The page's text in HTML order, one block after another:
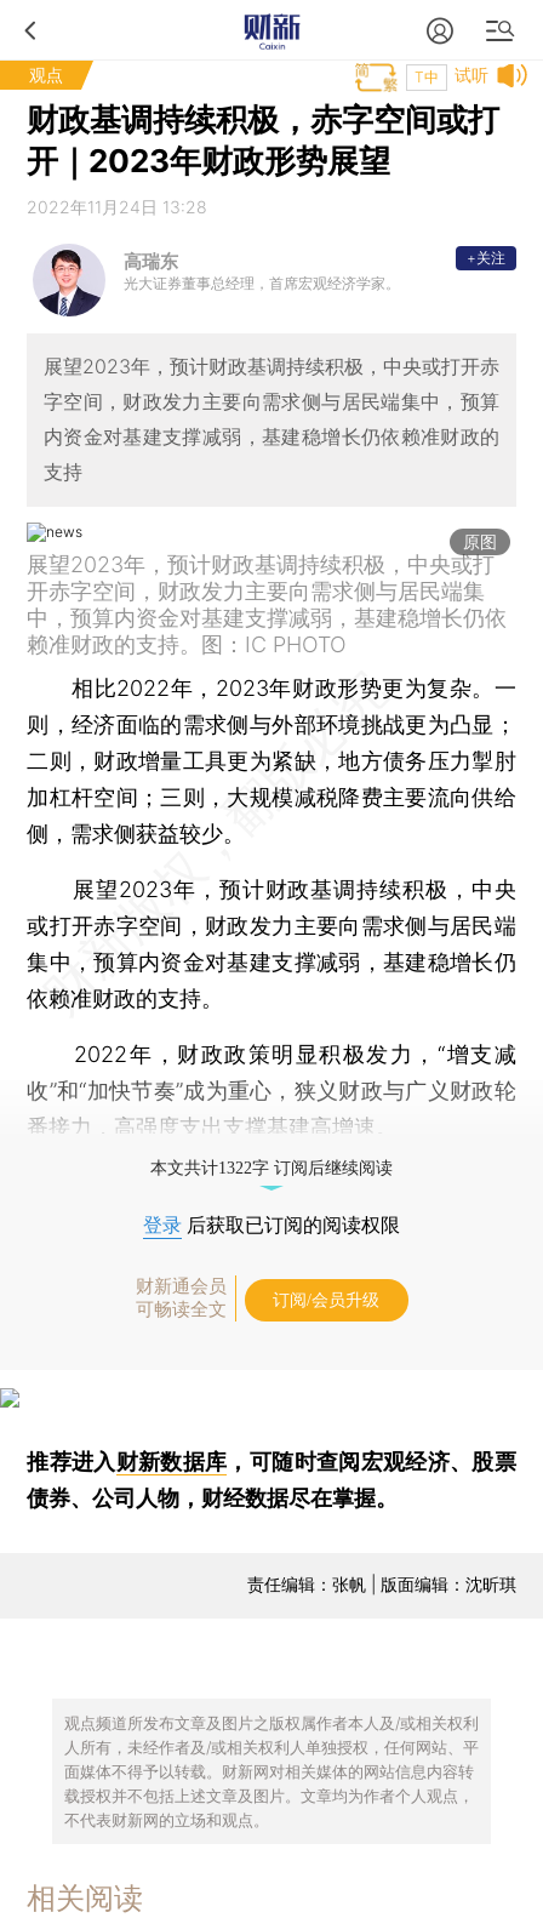
观点 试听
T中
财政基调持续积极，赤字空间或打
开｜2023年财政形势展望
2022年11月24日 13:28
高瑞东
光大证券董事总经理，首席宏观经济学家。
+关注
展望2023年，预计财政基调持续积极，中央或打开赤
字空间，财政发力主要向需求侧与居民端集中，预算
内资金对基建支撑减弱，基建稳增长仍依赖准财政的
支持
原图
展望2023年，预计财政基调持续积极，中央或打
开赤字空间，财政发力主要向需求侧与居民端集
中，预算内资金对基建支撑减弱，基建稳增长仍依
赖准财政的支持。图：IC PHOTO
相比2022年，2023年财政形势更为复杂。一
则，经济面临的需求侧与外部环境挑战更为凸显；
二则，财政增量工具更为紧缺，地方债务压力掣肘
加杠杆空间；三则，大规模减税降费主要流向供给
侧，需求侧获益较少。
展望2023年，预计财政基调持续积极，中央
或打开赤字空间，财政发力主要向需求侧与居民端
集中，预算内资金对基建支撑减弱，基建稳增长仍
依赖准财政的支持。
2022年，财政政策明显积极发力，“增支减
收”和“加快节奏”成为重心，狭义财政与广义财政轮
番接力，高强度支出支撑基建高增速。
本文共计1322字 订阅后继续阅读
登录 后获取已订阅的阅读权限
财新通会员
可畅读全文
订阅/会员升级
推荐进入财新数据库 ，可随时查阅宏观经济、股票
债券、公司人物，财经数据尽在掌握。
责任编辑：张帆 | 版面编辑：沈昕琪
观点频道所发布文章及图片之版权属作者本人及/或相关权利
人所有，未经作者及/或相关权利人单独授权，任何网站、平
面媒体不得予以转载。财新网对相关媒体的网站信息内容转
载授权并不包括上述文章及图片。文章均为作者个人观点，
不代表财新网的立场和观点。
相关阅读